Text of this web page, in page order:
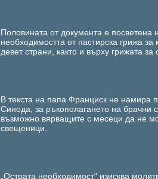
Половината от документа е посветена
необходимостта от пастирска грижа
девет страни, както и върху грижата за
В текста на папа Франциск не намира
Синода, за ръкополагането на брачни
възможно вярващите с месеци да не
свещеници.
„Острата необходимост“ изисква